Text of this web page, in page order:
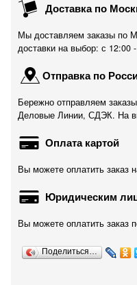
Доставка по
Мы доставляем заказы по
доставки на выбор: с 12:00
Отправка по
Бережно отправляем
Деловые Линии, СДЭК. На
Оплата картой
Вы можете оплатить заказ
Юридическим
Вы можете оплатить заказ
Поделиться…